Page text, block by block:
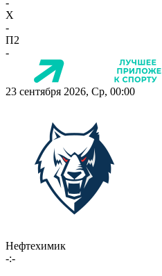
-
X
-
П2
-
23 сентября 2026, Ср, 00:00
Нефтехимик
-:-